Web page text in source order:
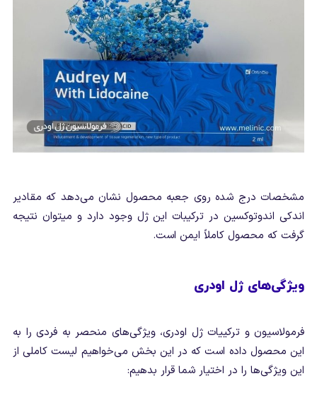
مشخصات درج شده روی جعبه محصول نشان می‌دهد که مقادیر
اندکی اندوتوکسین در ترکیبات این ژل وجود دارد و میتوان نتیجه
گرفت که محصول کاملاً ایمن است.
ویژگی‌های ژل اودری
فرمولاسیون و ترکییات ژل اودری، ویژگی‌های منحصر به فردی را به
این محصول داده است که در این بخش می‌خواهیم لیست کاملی از
این ویژگی‌ها را در اختیار شما قرار بدهیم: